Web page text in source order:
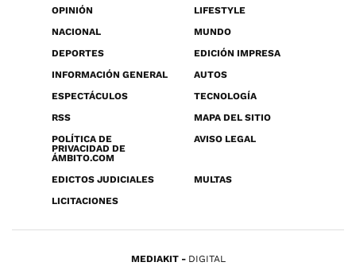
OPINIÓN
LIFESTYLE
NACIONAL
MUNDO
DEPORTES
EDICIÓN IMPRESA
INFORMACIÓN GENERAL
AUTOS
ESPECTÁCULOS
TECNOLOGÍA
RSS
MAPA DEL SITIO
POLÍTICA DE
PRIVACIDAD DE
ÁMBITO.COM
AVISO LEGAL
EDICTOS JUDICIALES
MULTAS
LICITACIONES
MEDIAKIT DIGITAL